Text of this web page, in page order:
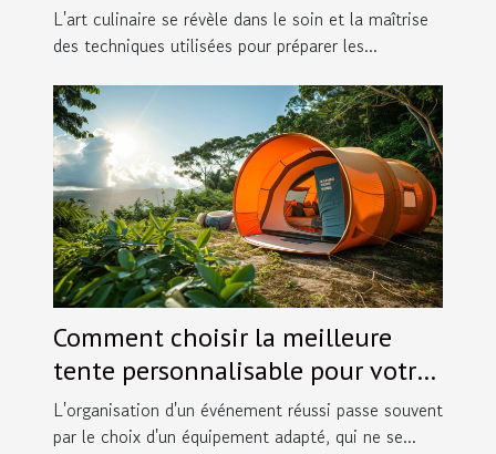
L'art culinaire se révèle dans le soin et la maîtrise
des techniques utilisées pour préparer les...
Comment choisir la meilleure
tente personnalisable pour votre
événement
L'organisation d'un événement réussi passe souvent
par le choix d'un équipement adapté, qui ne se...